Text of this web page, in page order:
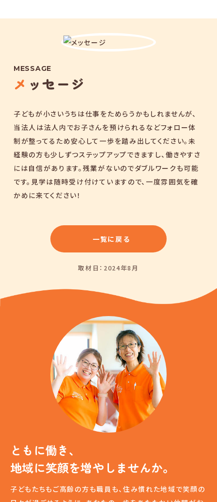
MESSAGE
メッセージ
子どもが小さいうちは仕事をためらうかもしれませんが、
当法人は法人内でお子さんを預けられるなどフォロー体
制が整ってるため安心して一歩を踏み出してください。未
経験の方も少しずつステップアップできますし、働きやすさ
には自信があります。残業がないのでダブルワークも可能
です。見学は随時受け付けていますので、一度雰囲気を確
かめに来てください！
一覧に戻る
取材日：2024年8月
ともに働き、
地域に笑顔を増やしませんか。
子どもたちもご高齢の方も職員も、住み慣れた地域で笑顔の